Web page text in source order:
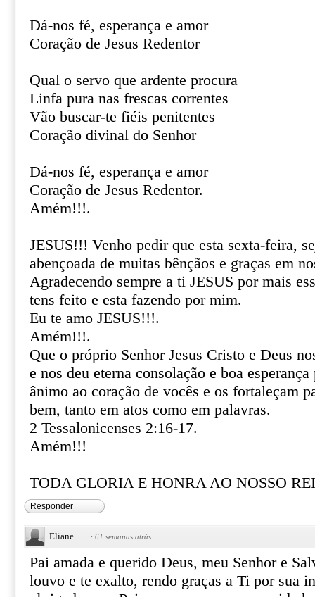
Dá-nos fé, esperança e amor
Coração de Jesus Redentor
Qual o servo que ardente procura
Linfa pura nas frescas correntes
Vão buscar-te fiéis penitentes
Coração divinal do Senhor
Dá-nos fé, esperança e amor
Coração de Jesus Redentor.
Amém!!!.
JESUS!!! Venho pedir que esta sexta-feira,
abençoada de muitas bênçãos e graças em
Agradecendo sempre a ti JESUS por mais
tens feito e esta fazendo por mim.
Eu te amo JESUS!!!.
Amém!!!.
Que o próprio Senhor Jesus Cristo e Deus
e nos deu eterna consolação e boa
ânimo ao coração de vocês e os fortaleçam
bem, tanto em atos como em palavras.
2 Tessalonicenses 2:16-17.
Amém!!!
TODA GLORIA E HONRA AO NOSSO
Responder
Eliane · 61 semanas atrás
Pai amada e querido Deus, meu Senhor e
louvo e te exalto, rendo graças a Ti por sua